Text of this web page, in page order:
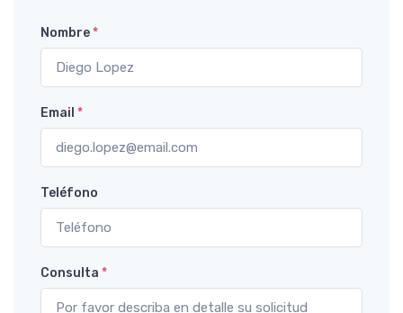
Nombre*
Email *
Teléfono
Consulta *